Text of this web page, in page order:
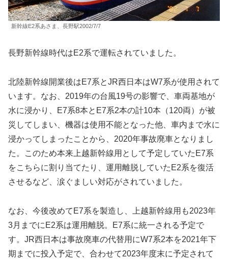
新幹線E2系あさま、長野駅2002/7/7
長野新幹線時代はE2系で運転されていました。
北陸新幹線開業後はE7系とJR西日本はW7系が使用されて
います。なお、2019年の台風19号の影響で、車両基地が
水に浸かり、E7系8本とE7系2本の計10本（120両）が被
災してしまい、機器は使用不能となった他、車内まで水に
浸かってしまったことから、2020年事故廃車となりまし
た。このため本来上越新幹線用として予定していたE7系
をこちらに割り当てたり、運用離脱していたE2系を復活
させるなど、涙ぐましい対応がされていました。
なお、今後改めてE7系を製造し、上越新幹線用も2023年
3月までにE2系は運用離脱。E7系に統一される予定で
す。JR西日本は事故廃車の代替用にW7系2本を2021年下
期までに投入予定で、合わせて2023年度末に予定されて